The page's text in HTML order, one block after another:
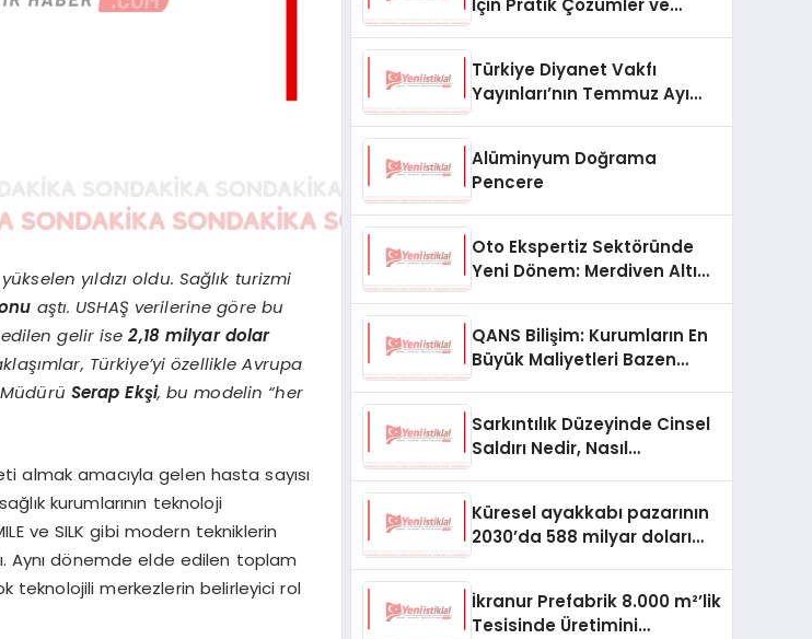
yıldızı oldu. Sağlık turizmi
aştı. USHAŞ verilerine göre bu
edilen gelir ise2,18 milyar dolar
Türkiye’yi özellikle Avrupa
Serap Ekşi, bu modelin “her
almak amacıyla gelen hasta sayısı
kurumlarının teknoloji
ve SILK gibi modern tekniklerin
Aynı dönemde elde edilen toplam
teknolojili merkezlerin belirleyici rol
İçin Pratik Çözümler ve
Türkiye Diyanet Vakfı
Yayınları’nın Temmuz Ayı
Alüminyum Doğrama
Pencere
Oto Ekspertiz Sektöründe
Yeni Dönem: Merdiven Altı
QANS Bilişim: Kurumların En
Büyük Maliyetleri Bazen
Sarkıntılık Düzeyinde Cinsel
Saldırı Nedir, Nasıl
Küresel ayakkabı pazarının
2030’da 588 milyar doları
İkranur Prefabrik 8.000 m²’lik
Tesisinde Üretimini